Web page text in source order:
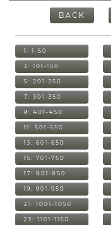
BACK
1: 1-50
3: 101-150
5: 201-250
7: 301-350
9: 401-450
11: 501-550
13: 601-650
15: 701-750
17: 801-850
19: 901-950
21: 1001-1050
23: 1101-1150